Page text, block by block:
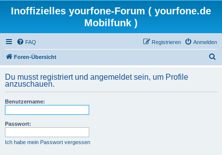
Inoffizielles yourfone-Forum ( yourfone.de
Mobilfunk )
FAQ Anmelden
Registrieren
Foren-Übersicht
h
Du musst registriert und angemeldet sein, um Profile
anzuschauen.
Benutzername:
Passwort:
Ich habe mein Passwort vergessen